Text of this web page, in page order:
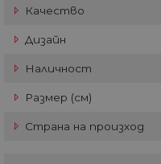
Качество
Дизайн
Наличност
Размер (см)
Страна на произход